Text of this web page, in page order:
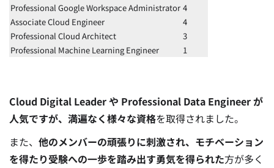
Professional Google Workspace Administrator 4
Associate Cloud Engineer
4
Professional Cloud Architect
3
Professional Machine Learning Engineer
1
Cloud Digital Leader や Professional Data Engineer が
人気ですが、満遍なく様々な資格を取得されました。
また、 他のメンバーの頑張りに刺激され、モチベーション
を得たり受験への一歩を踏み出す勇気を得られた方が多く